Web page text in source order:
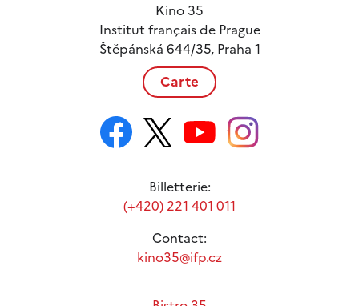
Kino 35
Institut français de Prague
Štěpánská 644/35, Praha 1
Carte
Billetterie:
(+420) 221 401 011
Contact:
kino35@ifp.cz